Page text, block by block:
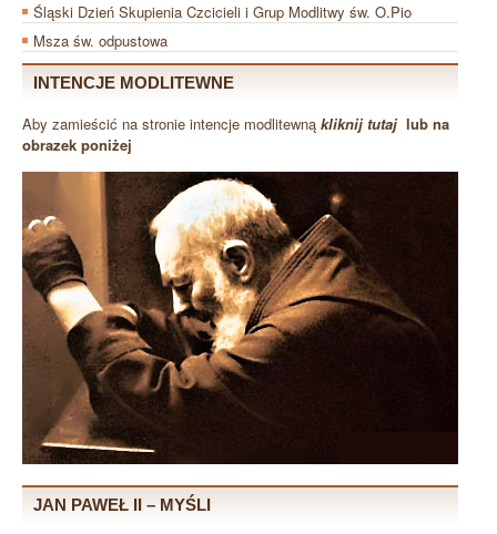
Śląski Dzień Skupienia Czcicieli i Grup Modlitwy św. O.Pio
Msza św. odpustowa
INTENCJE MODLITEWNE
Aby zamieścić na stronie intencje modlitewną kliknij tutaj lub na
obrazek poniżej
JAN PAWEŁ II – MYŚLI